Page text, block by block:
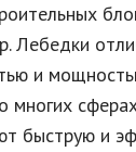
Лебедки
и
многих
быструю и